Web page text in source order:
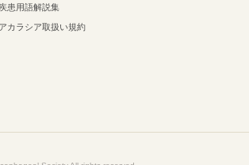
患用語解説集
カラシア取扱い規約